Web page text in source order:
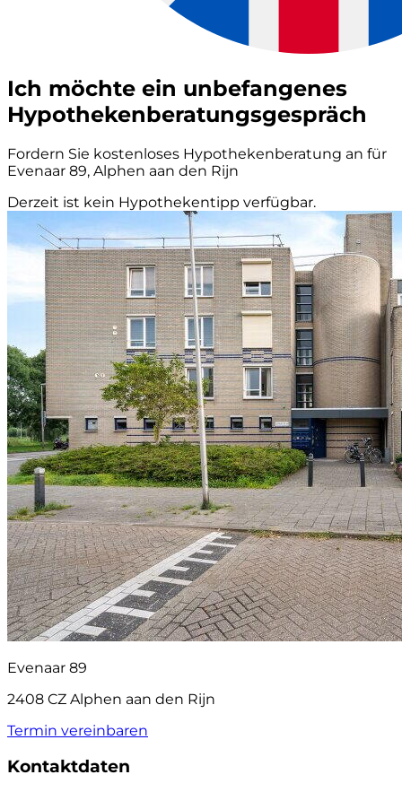
Ich möchte ein unbefangenes
Hypothekenberatungsgespräch
Fordern Sie kostenloses Hypothekenberatung an für
Evenaar 89, Alphen aan den Rijn
Derzeit ist kein Hypothekentipp verfügbar.
Evenaar 89
2408 CZ Alphen aan den Rijn
Termin vereinbaren
Kontaktdaten